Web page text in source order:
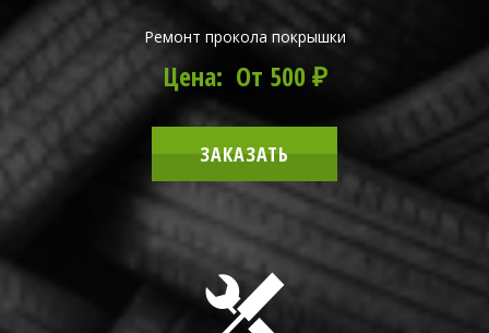
Ремонт прокола покрышки
Цена: От 500 ₽
ЗАКАЗАТЬ